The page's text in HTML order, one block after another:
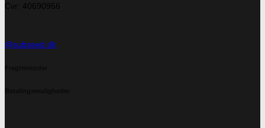
Cvr: 40690956
@subseed.dk